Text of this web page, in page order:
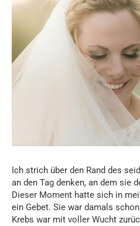
Ich strich über den Rand des
an den Tag denken, an dem sie
Dieser Moment hatte sich in
ein Gebet. Sie war damals
Krebs war mit voller Wucht